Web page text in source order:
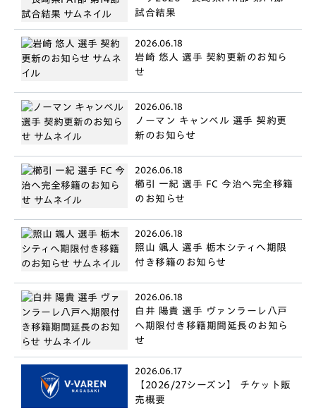
試合結果
2026.06.18
岩崎 悠人 選手 契約更新のお知ら
せ
2026.06.18
ノーマン キャンベル 選手 契約更
新のお知らせ
2026.06.18
櫛引 一紀 選手 FC 今治へ完全移籍
のお知らせ
2026.06.18
照山 颯人 選手 栃木シティへ期限
付き移籍のお知らせ
2026.06.18
白井 陽貴 選手 ヴァンラーレ八戸
へ期限付き移籍期間延長のお知ら
せ
2026.06.17
【2026/27シーズン】 チケット販
売概要